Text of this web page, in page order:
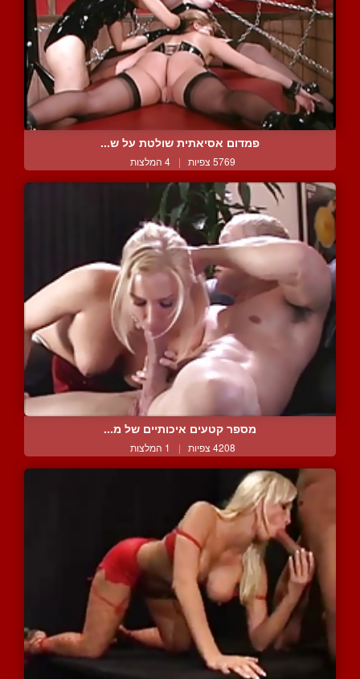
פמדום אסיאתית שולטת על ש...
5769 צפיות | 4 המלצות
מספר קטעים איכותיים של מ...
4208 צפיות | 1 המלצות